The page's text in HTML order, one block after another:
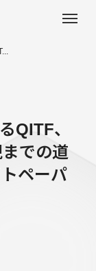
QITF、
での道
ペーパ